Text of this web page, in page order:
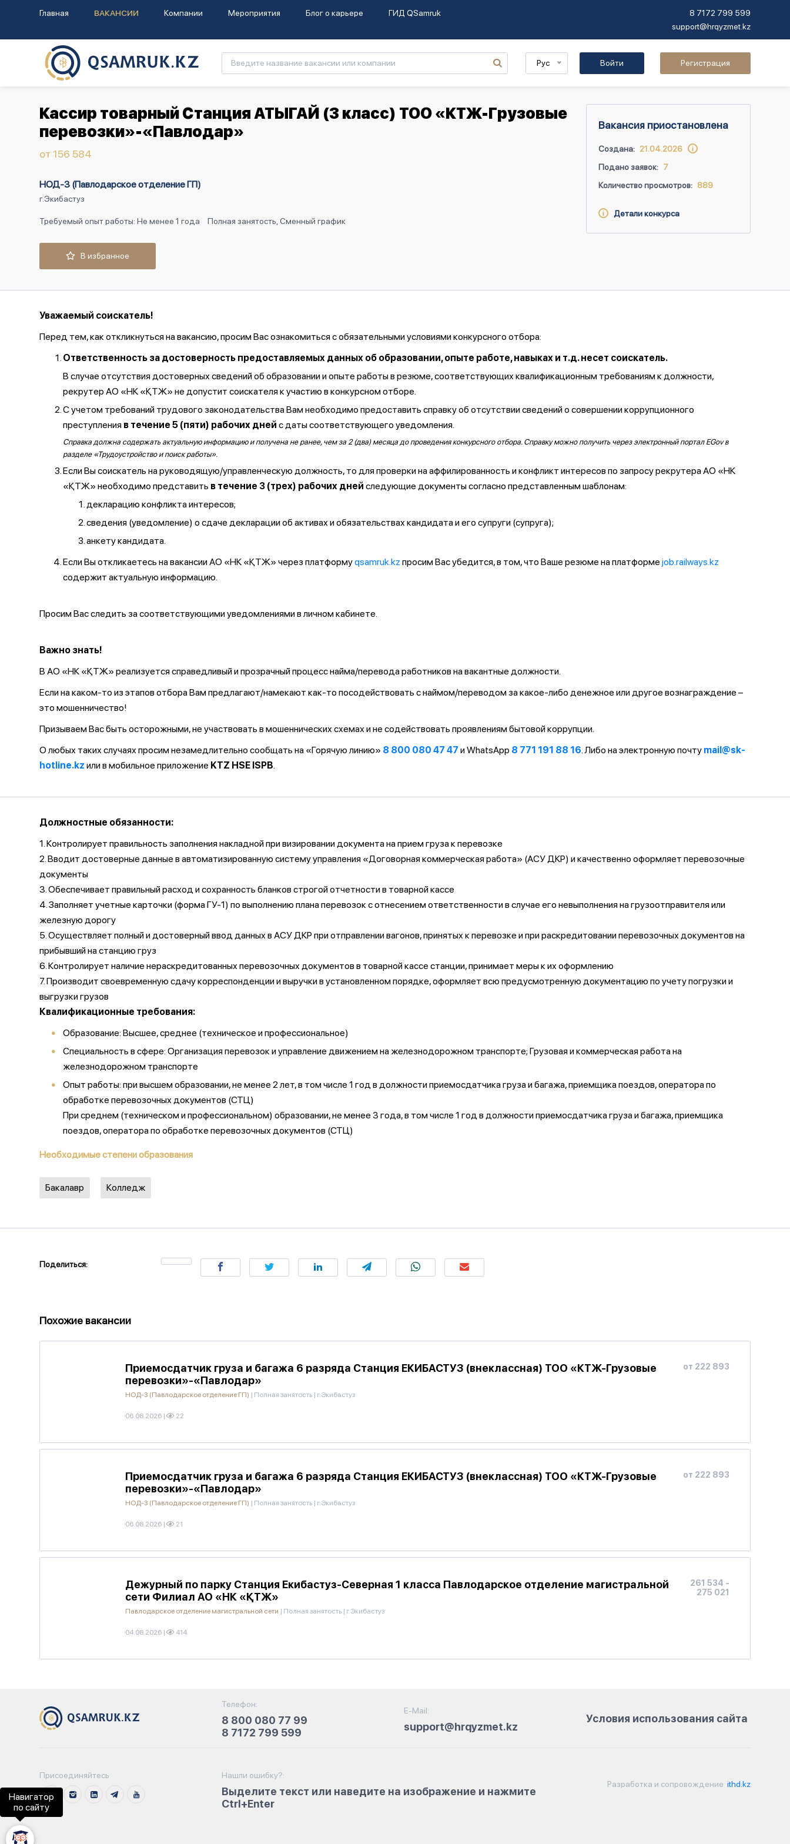
Главная ВАКАНСИИ Компании Мероприятия Блог о карьере ГИД QSamruk
8 7172 799 599
support@hrqyzmet.kz
Рус Войти Регистрация
Кассир товарный Станция АТЫГАЙ (3 класс) ТОО «КТЖ-Грузовые
перевозки»-«Павлодар»
от 156 584
НОД-3 (Павлодарское отделение ГП)
г.Экибастуз
Требуемый опыт работы: Не менее 1 года Полная занятость, Сменный график
Вакансия приостановлена
Создана: 21.04.2026
Подано заявок: 7
Количество просмотров: 889
Детали конкурса
В избранное
Уважаемый соискатель!
Перед тем, как откликнуться на вакансию, просим Вас ознакомиться с обязательными условиями конкурсного отбора:
Ответственность за достоверность предоставляемых данных об образовании, опыте работе, навыках и т.д. несет соискатель.
В случае отсутствия достоверных сведений об образовании и опыте работы в резюме, соответствующих квалификационным требованиям к должности,
рекрутер АО «НК «ҚТЖ» не допустит соискателя к участию в конкурсном отборе.
С учетом требований трудового законодательства Вам необходимо предоставить справку об отсутствии сведений о совершении коррупционного
преступления в течение 5 (пяти) рабочих дней с даты соответствующего уведомления.
Справка должна содержать актуальную информацию и получена не ранее, чем за 2 (два) месяца до проведения конкурсного отбора. Справку можно получить через электронный портал EGov в
разделе «Трудоустройство и поиск работы».
Если Вы соискатель на руководящую/управленческую должность, то для проверки на аффилированность и конфликт интересов по запросу рекрутера АО «НК
«ҚТЖ» необходимо представить в течение 3 (трех) рабочих дней следующие документы согласно представленным шаблонам:
декларацию конфликта интересов;
сведения (уведомление) о сдаче декларации об активах и обязательствах кандидата и его супруги (супруга);
анкету кандидата.
Если Вы откликаетесь на вакансии АО «НК «ҚТЖ» через платформуqsamruk.kz просим Вас убедится, в том, что Ваше резюме на платформе job.railways.kz
содержит актуальную информацию.
Просим Вас следить за соответствующими уведомлениями в личном кабинете.
Важно знать!
В АО «НК «ҚТЖ» реализуется справедливый и прозрачный процесс найма/перевода работников на вакантные должности.
Если на каком-то из этапов отбора Вам предлагают/намекают как-то посодействовать с наймом/переводом за какое-либо денежное или другое вознаграждение –
это мошенничество!
Призываем Вас быть осторожными, не участвовать в мошеннических схемах и не содействовать проявлениям бытовой коррупции.
О любых таких случаях просим незамедлительно сообщать на «Горячую линию» 8 800 080 47 47 и WhatsApp 8 771 191 88 16. Либо на электронную почту mail@sk-
hotline.kz или в мобильное приложение KTZ HSE ISPB.
Должностные обязанности:
1. Контролирует правильность заполнения накладной при визировании документа на прием груза к перевозке
2. Вводит достоверные данные в автоматизированную систему управления «Договорная коммерческая работа» (АСУ ДКР) и качественно оформляет перевозочные
документы
3. Обеспечивает правильный расход и сохранность бланков строгой отчетности в товарной кассе
4. Заполняет учетные карточки (форма ГУ-1) по выполнению плана перевозок с отнесением ответственности в случае его невыполнения на грузоотправителя или
железную дорогу
5. Осуществляет полный и достоверный ввод данных в АСУ ДКР при отправлении вагонов, принятых к перевозке и при раскредитовании перевозочных документов на
прибывший на станцию груз
6. Контролирует наличие нераскредитованных перевозочных документов в товарной кассе станции, принимает меры к их оформлению
7. Производит своевременную сдачу корреспонденции и выручки в установленном порядке, оформляет всю предусмотренную документацию по учету погрузки и
выгрузки грузов
Квалификационные требования:
Образование: Высшее, среднее (техническое и профессиональное)
Специальность в сфере: Организация перевозок и управление движением на железнодорожном транспорте; Грузовая и коммерческая работа на
железнодорожном транспорте
Опыт работы: при высшем образовании, не менее 2 лет, в том числе 1 год в должности приемосдатчика груза и багажа, приемщика поездов, оператора по
обработке перевозочных документов (СТЦ)
При среднем (техническом и профессиональном) образовании, не менее 3 года, в том числе 1 год в должности приемосдатчика груза и багажа, приемщика
поездов, оператора по обработке перевозочных документов (СТЦ)
Необходимые степени образования
Бакалавр Колледж
Поделиться:
Похожие вакансии
Приемосдатчик груза и багажа 6 разряда Станция ЕКИБАСТУЗ (внеклассная) ТОО «КТЖ-Грузовые
перевозки»-«Павлодар»
НОД-3 (Павлодарское отделение ГП) | Полная занятость | г.Экибастуз
06.08.2026 | 22
от 222 893
Приемосдатчик груза и багажа 6 разряда Станция ЕКИБАСТУЗ (внеклассная) ТОО «КТЖ-Грузовые
перевозки»-«Павлодар»
НОД-3 (Павлодарское отделение ГП) | Полная занятость | г.Экибастуз
06.08.2026 | 21
от 222 893
Дежурный по парку Станция Екибастуз-Северная 1 класса Павлодарское отделение магистральной
сети Филиал АО «НК «ҚТЖ»
Павлодарское отделение магистральной сети | Полная занятость | г.Экибастуз
04.08.2026 | 414
261 534 -
275 021
Телефон:
8 800 080 77 99
8 7172 799 599
E-Mail:
support@hrqyzmet.kz
Условия использования сайта
Присоединяйтесь Нашли ошибку?:
Выделите текст или наведите на изображение и нажмите
Ctrl+Enter
Разработка и сопровождение ithd.kz
Навигатор
по сайту